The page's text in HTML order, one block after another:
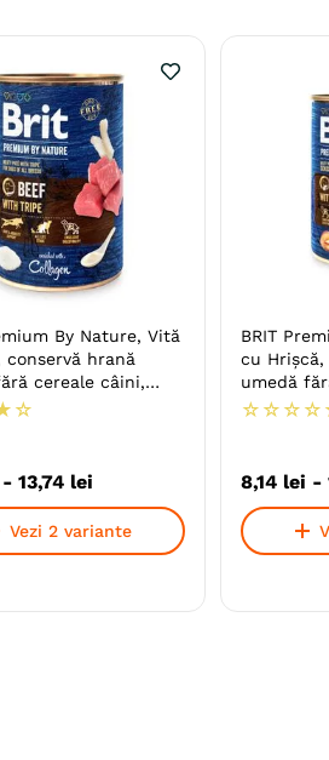
By Nature, Vită
conservă hrană
cereale câini,
☆
- 13,74 lei
Vezi 2 variante
BRIT
cu Hrişcă,
umedă
(pate)
☆ ☆ ☆ ☆
8,14 lei -